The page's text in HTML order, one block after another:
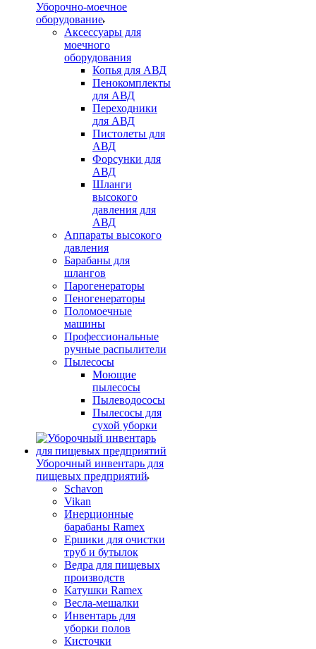
Уборочно-моечное
оборудование
Аксессуары для
моечного
оборудования
Копья для АВД
Пенокомплекты
для АВД
Переходники
для АВД
Пистолеты для
АВД
Форсунки для
АВД
Шланги
высокого
давления для
АВД
Аппараты высокого
давления
Барабаны для
шлангов
Парогенераторы
Пеногенераторы
Поломоечные
машины
Профессиональные
ручные распылители
Пылесосы
Моющие
пылесосы
Пылеводососы
Пылесосы для
сухой уборки
Уборочный инвентарь для
пищевых предприятий
Schavon
Vikan
Инерционные
барабаны Ramex
Ершики для очистки
труб и бутылок
Ведра для пищевых
производств
Катушки Ramex
Весла-мешалки
Инвентарь для
уборки полов
Кисточки